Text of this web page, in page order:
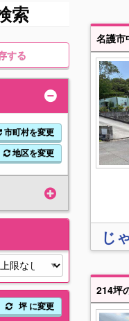
索
する
市町村を変更
地区を変更
坪 に変更
名護市
じ
214坪